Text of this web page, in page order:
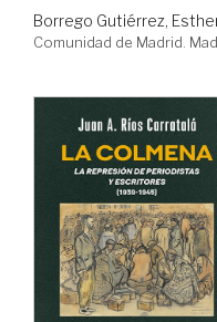
Borrego Gutiérrez,
Comunidad de Madrid.